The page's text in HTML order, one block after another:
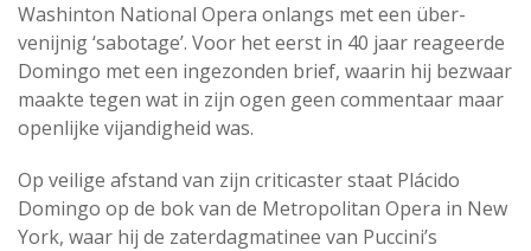
Washinton National Opera onlangs met een über-
venijnig ‘sabotage’. Voor het eerst in 40 jaar reageerde
Domingo met een ingezonden brief, waarin hij bezwaar
maakte tegen wat in zijn ogen geen commentaar maar
openlijke vijandigheid was.
Op veilige afstand van zijn criticaster staat Plácido
Domingo op de bok van de Metropolitan Opera in New
York, waar hij de zaterdagmatinee van Puccini’s